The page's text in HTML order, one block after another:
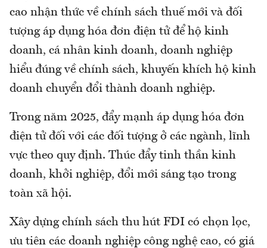
cao nhận thức về chính sách thuế mới và đối
tượng áp dụng hóa đơn điện tử để hộ kinh
doanh, cá nhân kinh doanh, doanh nghiệp
hiểu đúng về chính sách, khuyến khích hộ kinh
doanh chuyển đổi thành doanh nghiệp.
Trong năm 2025, đẩy mạnh áp dụng hóa đơn
điện tử đối với các đối tượng ở các ngành, lĩnh
vực theo quy định. Thúc đẩy tinh thần kinh
doanh, khởi nghiệp, đổi mới sáng tạo trong
toàn xã hội.
Xây dựng chính sách thu hút FDI có chọn lọc,
ưu tiên các doanh nghiệp công nghệ cao, có giá